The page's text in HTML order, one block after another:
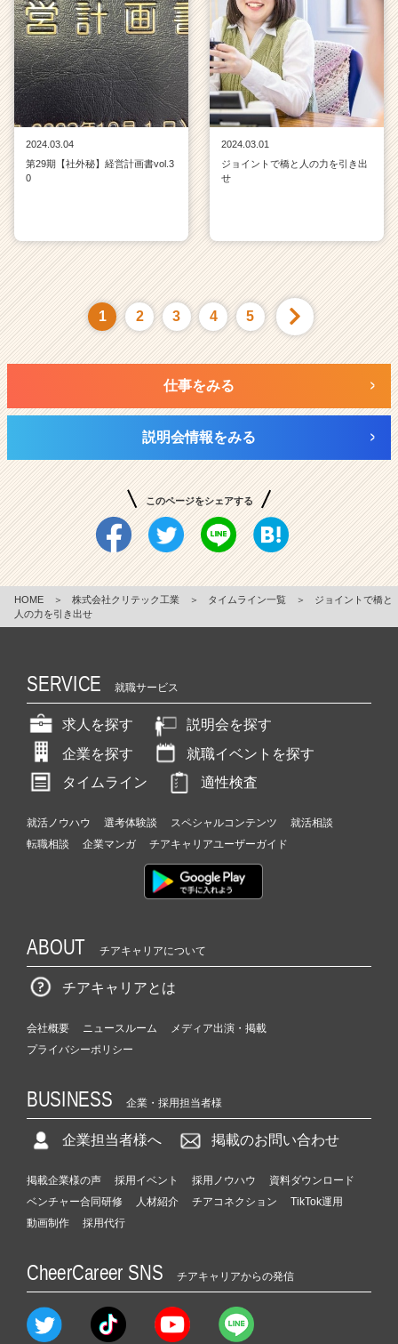
2024.03.04
第29期【社外秘】経営計画書vol.3
0
2024.03.01
ジョイントで橋と人の力を引き出
せ
1 2 3 4 5
仕事をみる
説明会情報をみる
このページをシェアする
HOME ＞ 株式会社クリテック工業 ＞ タイムライン一覧 ＞
ジョイントで橋と
人の力を引き出せ
SERVICE 就職サービス
求人を探す
説明会を探す
企業を探す
就職イベントを探す
タイムライン
適性検査
就活ノウハウ 選考体験談 スペシャルコンテンツ
就活相談
転職相談
企業マンガ チアキャリアユーザーガイド
ABOUT チアキャリアについて
チアキャリアとは
会社概要 ニュースルーム
メディア出演・掲載
プライバシーポリシー
BUSINESS 企業・採用担当者様
企業担当者様へ 掲載のお問い合わせ
掲載企業様の声 採用イベント 採用ノウハウ
資料ダウンロード
ベンチャー合同研修
人材紹介 チアコネクション
TikTok運用
動画制作
採用代行
CheerCareer SNS チアキャリアからの発信